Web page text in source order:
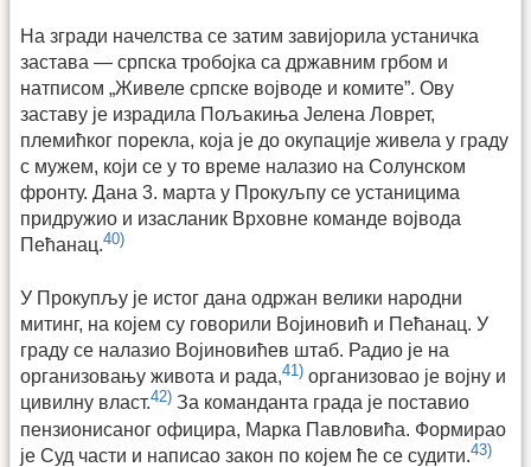
На згради начелства се затим завијорила устаничка
застава — српска тробојка са државним грбом и
натписом „Живеле српске војводе и комите”. Ову
заставу је израдила Пољакиња Јелена Ловрет,
племићког порекла, која је до окупације живела у граду
с мужем, који се у то време налазио на Солунском
фронту. Дана 3. марта у Прокуљпу се устаницима
придружио и изасланик Врховне команде војвода
Пећанац.40)
У Прокупљу је истог дана одржан велики народни
митинг, на којем су говорили Војиновић и Пећанац. У
граду се налазио Војиновићев штаб. Радио је на
организовању живота и рада,41) организовао је војну и
цивилну власт.42) За команданта града је поставио
пензионисаног официра, Марка Павловића. Формирао
је Суд части и написао закон по којем ће се судити.43)